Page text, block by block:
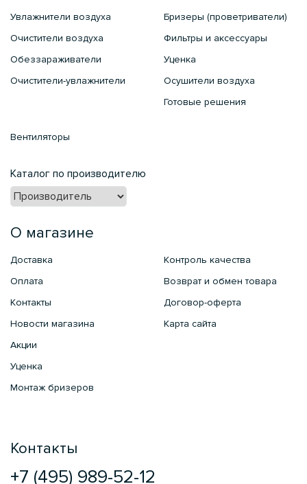
Увлажнители воздуха
Очистители воздуха
Обеззараживатели
Очистители-увлажнители
Бризеры (проветриватели)
Фильтры и аксессуары
Уценка
Осушители воздуха
Готовые решения
Вентиляторы
Каталог по производителю
О магазине
Доставка
Оплата
Контакты
Новости магазина
Акции
Уценка
Монтаж бризеров
Контроль качества
Возврат и обмен товара
Договор-оферта
Карта сайта
Контакты
+7 (495) 989-52-12